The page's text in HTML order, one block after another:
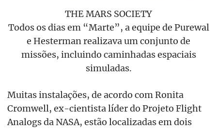
THE MARS SOCIETY
Todos os dias em “Marte”, a equipe de Purewal
e Hesterman realizava um conjunto de
missões, incluindo caminhadas espaciais
simuladas.
Muitas instalações, de acordo com Ronita
Cromwell, ex-cientista líder do Projeto Flight
Analogs da NASA, estão localizadas em dois